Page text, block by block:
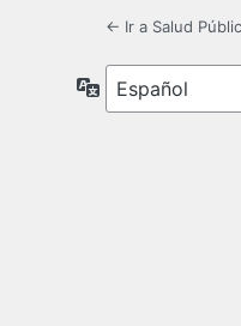
← Ir a Salud
Idioma